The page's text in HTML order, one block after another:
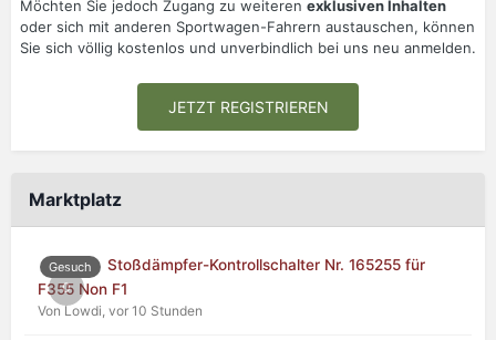
Möchten Sie jedoch Zugang zu weiteren exklusiven Inhalten
oder sich mit anderen Sportwagen-Fahrern austauschen, können
Sie sich völlig kostenlos und unverbindlich bei uns neu anmelden.
JETZT REGISTRIEREN
Marktplatz
0
Gesuch
Stoßdämpfer-Kontrollschalter Nr. 165255 für
F355 Non F1
Von Lowdi, vor 10 Stunden